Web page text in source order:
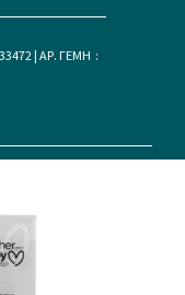
| ΑΡ. ΓΕΜΗ :